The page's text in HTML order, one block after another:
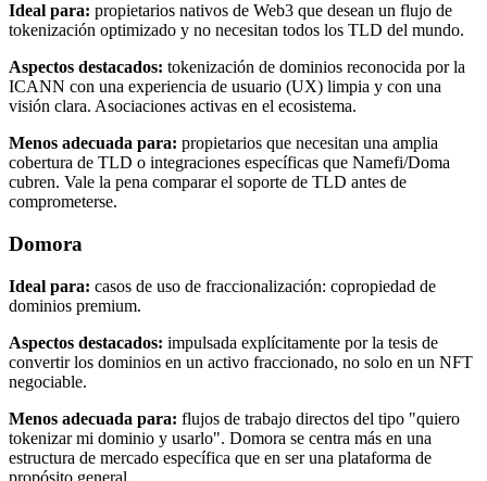
Ideal para: propietarios nativos de Web3 que desean un flujo de
tokenización optimizado y no necesitan todos los TLD del mundo.
Aspectos destacados: tokenización de dominios reconocida por la
ICANN con una experiencia de usuario (UX) limpia y con una
visión clara. Asociaciones activas en el ecosistema.
Menos adecuada para: propietarios que necesitan una amplia
cobertura de TLD o integraciones específicas que Namefi/Doma
cubren. Vale la pena comparar el soporte de TLD antes de
comprometerse.
Domora
Ideal para: casos de uso de fraccionalización: copropiedad de
dominios premium.
Aspectos destacados: impulsada explícitamente por la tesis de
convertir los dominios en un activo fraccionado, no solo en un NFT
negociable.
Menos adecuada para: flujos de trabajo directos del tipo "quiero
tokenizar mi dominio y usarlo". Domora se centra más en una
estructura de mercado específica que en ser una plataforma de
propósito general.